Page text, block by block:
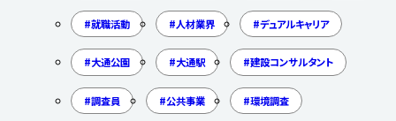
就職活動 人材業界 デュアルキャリア
大通公園 大通駅 建設コンサルタント
調査員 公共事業 環境調査